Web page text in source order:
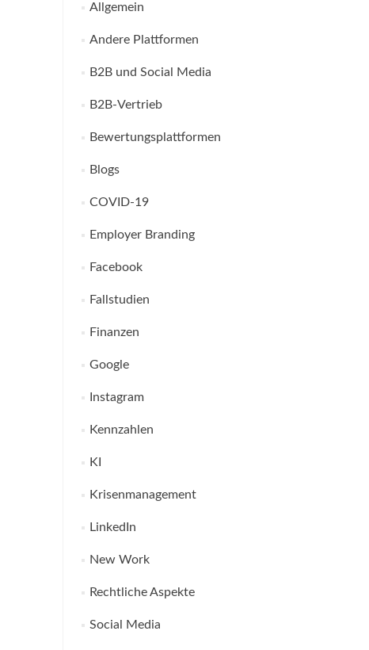
Allgemein
Andere Plattformen
B2B und Social Media
B2B-Vertrieb
Bewertungsplattformen
Blogs
COVID-19
Employer Branding
Facebook
Fallstudien
Finanzen
Google
Instagram
Kennzahlen
KI
Krisenmanagement
LinkedIn
New Work
Rechtliche Aspekte
Social Media